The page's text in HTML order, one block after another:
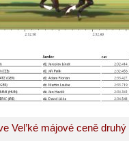
Vel’ké májové ceně druhý